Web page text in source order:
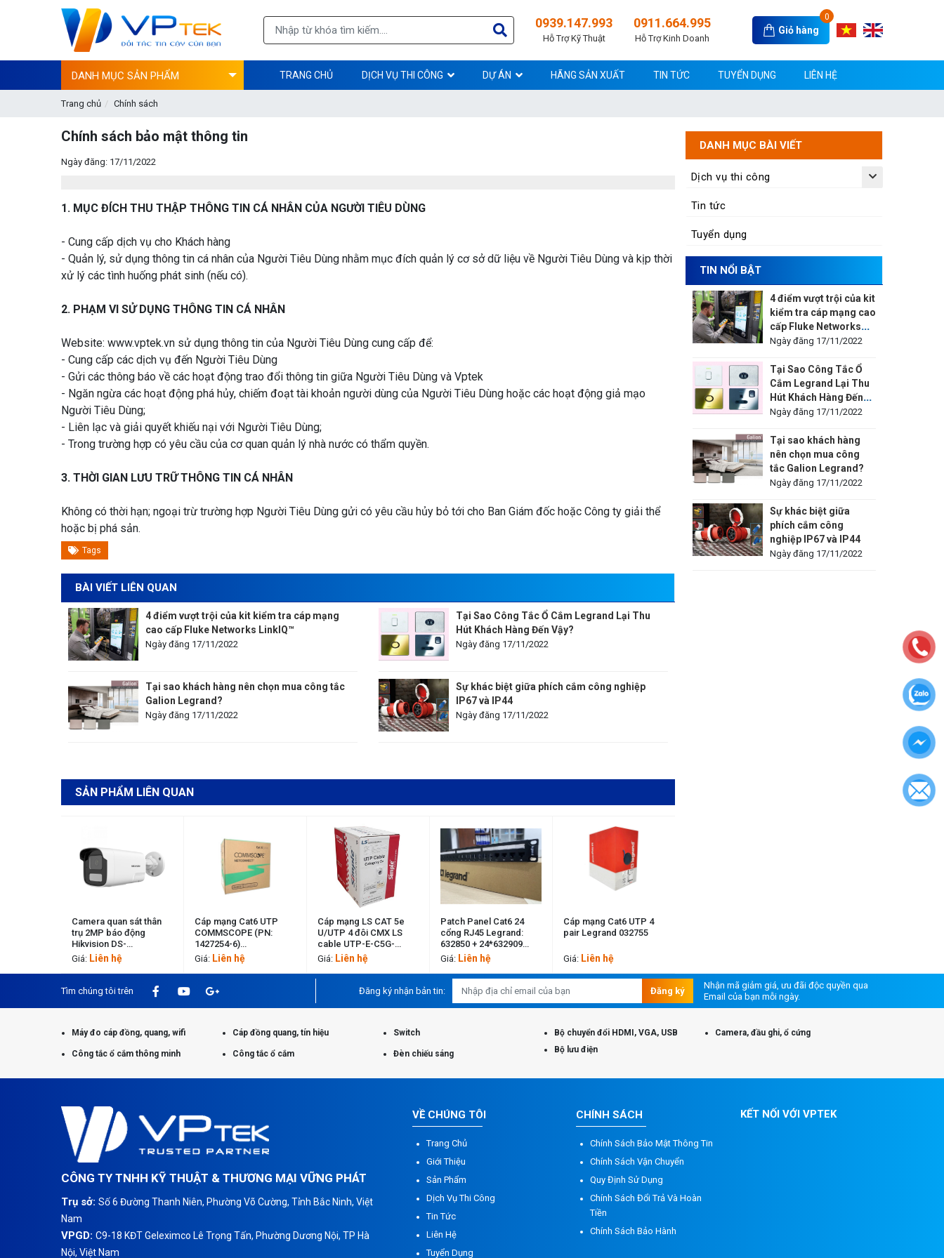
0939.147.993
Hỗ Trợ Kỹ Thuật
0911.664.995
Hỗ Trợ Kinh Doanh
0
Giỏ hàng
DANH MỤC SẢN PHẨM TRANG CHỦ DỊCH VỤ THI CÔNG DỰ ÁN HÃNG SẢN XUẤT TIN TỨC TUYỂN DỤNG LIÊN HỆ
Trang chủ Chính sách
Chính sách bảo mật thông tin
Ngày đăng: 17/11/2022
1. MỤC ĐÍCH THU THẬP THÔNG TIN CÁ NHÂN CỦA NGƯỜI TIÊU DÙNG
- Cung cấp dịch vụ cho Khách hàng
- Quản lý, sử dụng thông tin cá nhân của Người Tiêu Dùng nhằm mục đích quản lý cơ sở dữ liệu về Người Tiêu Dùng và kịp thời
xử lý các tình huống phát sinh (nếu có).
2. PHẠM VI SỬ DỤNG THÔNG TIN CÁ NHÂN
Website: www.vptek.vn sử dụng thông tin của Người Tiêu Dùng cung cấp để:
- Cung cấp các dịch vụ đến Người Tiêu Dùng
- Gửi các thông báo về các hoạt động trao đổi thông tin giữa Người Tiêu Dùng và Vptek
- Ngăn ngừa các hoạt động phá hủy, chiếm đoạt tài khoản người dùng của Người Tiêu Dùng hoặc các hoạt động giả mạo
Người Tiêu Dùng;
- Liên lạc và giải quyết khiếu nại với Người Tiêu Dùng;
- Trong trường hợp có yêu cầu của cơ quan quản lý nhà nước có thẩm quyền.
3. THỜI GIAN LƯU TRỮ THÔNG TIN CÁ NHÂN
Không có thời hạn; ngoại trừ trường hợp Người Tiêu Dùng gửi có yêu cầu hủy bỏ tới cho Ban Giám đốc hoặc Công ty giải thể
hoặc bị phá sản.
Tags
BÀI VIẾT LIÊN QUAN
4 điểm vượt trội của kit kiểm tra cáp mạng
cao cấp Fluke Networks LinkIQ™
Ngày đăng 17/11/2022
Tại Sao Công Tắc Ổ Cắm Legrand Lại Thu
Hút Khách Hàng Đến Vậy?
Ngày đăng 17/11/2022
Tại sao khách hàng nên chọn mua công tắc
Galion Legrand?
Ngày đăng 17/11/2022
Sự khác biệt giữa phích cắm công nghiệp
IP67 và IP44
Ngày đăng 17/11/2022
SẢN PHẨM LIÊN QUAN
Camera quan sát thân
trụ 2MP báo động
Hikvision DS-
3CD6H999G5-SU
Giá: Liên hệ
Cáp mạng Cat6 UTP
COMMSCOPE (PN:
1427254-6)
Commscope 1427254-6
Giá: Liên hệ
Cáp mạng LS CAT 5e
U/UTP 4 đôi CMX LS
cable UTP-E-C5G-
E1VN-X 0.5X004P/WH
Giá: Liên hệ
Patch Panel Cat6 24
cổng RJ45 Legrand:
632850 + 24*632909
632850 + 24*632909
Giá: Liên hệ
Cáp mạng Cat6 UTP 4
pair Legrand 032755
Giá: Liên hệ
DANH MỤC BÀI VIẾT
Dịch vụ thi công
Tin tức
Tuyển dụng
TIN NỔI BẬT
4 điểm vượt trội của kit
kiểm tra cáp mạng cao
cấp Fluke Networks
LinkIQ™
Ngày đăng 17/11/2022
Tại Sao Công Tắc Ổ
Cắm Legrand Lại Thu
Hút Khách Hàng Đến
Vậy?
Ngày đăng 17/11/2022
Tại sao khách hàng
nên chọn mua công
tắc Galion Legrand?
Ngày đăng 17/11/2022
Sự khác biệt giữa
phích cắm công
nghiệp IP67 và IP44
Ngày đăng 17/11/2022
Tìm chúng tôi trên Đăng ký nhận bản tin: Đăng ký
Nhận mã giảm giá, ưu đãi độc quyền qua
Email của bạn mỗi ngày.
Máy đo cáp đồng, quang, wifi Cáp đồng quang, tín hiệu Switch Bộ chuyển đổi HDMI, VGA, USB Camera, đầu ghi, ổ cứng
Công tắc ổ cắm thông minh Công tắc ổ cắm Đèn chiếu sáng Bộ lưu điện
CÔNG TY TNHH KỸ THUẬT & THƯƠNG MẠI VỮNG PHÁT
Trụ sở: Số 6 Đường Thanh Niên, Phường Võ Cường, Tỉnh Bắc Ninh, Việt
Nam
VPGD: C9-18 KĐT Geleximco Lê Trọng Tấn, Phường Dương Nội, TP Hà
Nội, Việt Nam
VỀ CHÚNG TÔI
Trang Chủ
Giới Thiệu
Sản Phẩm
Dịch Vụ Thi Công
Tin Tức
Liên Hệ
Tuyển Dụng
CHÍNH SÁCH
Chính Sách Bảo Mật Thông Tin
Chính Sách Vận Chuyển
Quy Định Sử Dụng
Chính Sách Đổi Trả Và Hoàn
Tiền
Chính Sách Bảo Hành
KẾT NỐI VỚI VPTEK